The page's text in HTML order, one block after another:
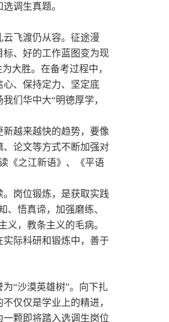
调生真题。
飞渡仍从容。征途漫
、好的工作蓝图变为现
大胜。在备考过程中，
、保持定力、坚定底
们华中大“明德厚学，
新越来越快的趋势，要像
、论文等方式不断加强对
《之江新语》、《平语
岗位锻炼，是获取实践
、悟真谛，加强磨练、
义，教条主义的毛病。
际科研和锻炼中，善于
为“沙漠英雄树”。向下扎
仅仅是学业上的精进，
颗即将踏入选调生岗位